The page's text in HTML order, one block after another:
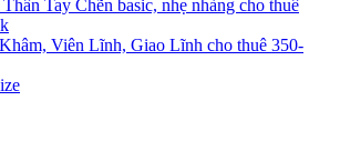
Tay Chẽn basic, nhẹ nhàng cho thuê
Viên Lĩnh, Giao Lĩnh cho thuê 350-